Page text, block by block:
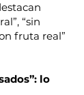
“sin
fruta real”
lo